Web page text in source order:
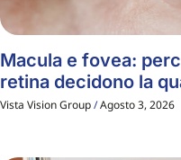
Macula e fovea:
retina decidono la
Vista Vision Group Agosto 3, 2026